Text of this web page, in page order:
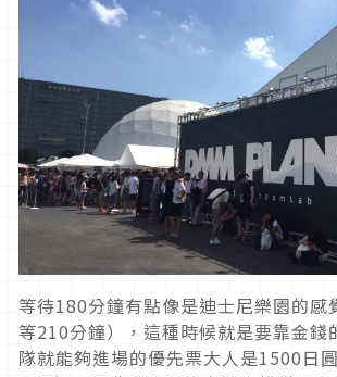
等待180分鐘有點像是迪士尼樂園的感
等210分鐘），這種時候就是要靠金錢
隊就能夠進場的優先票大人是1500日